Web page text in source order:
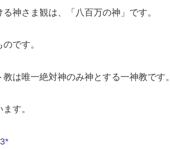
神さま観は、「八百万の神」です。
です。
は唯一絶対神のみ神とする一神教です。
す。